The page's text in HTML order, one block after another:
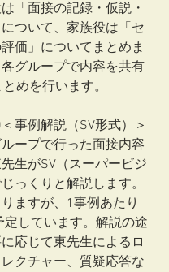
「面接の記録・仮説・
ついて、家族役は「セ
価」についてまとめま
グループで内容を共有
めを行います。
事例解説（SV形式）＞
ープで行った面接内容
生がSV（スーパービジ
っくりと解説します。
ますが、1事例あたり
定しています。解説の途
応じて東先生によるロ
クチャー、質疑応答な